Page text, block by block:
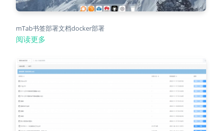
mTab书签部署文档docker部署
阅读更多